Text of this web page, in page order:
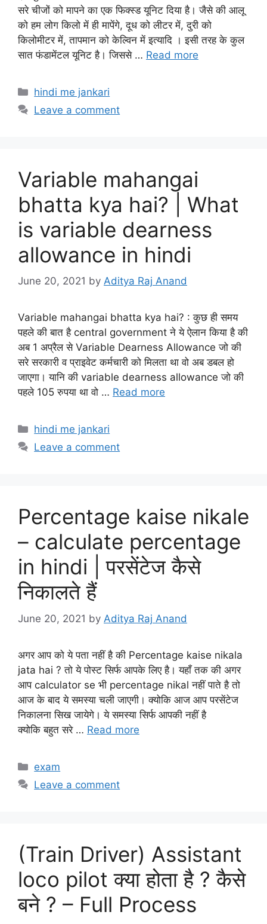
सरे चीजों को मापने का एक फिक्स्ड यूनिट दिया है। जैसे की आलू
को हम लोग किलो में ही मापेंगे, दूध को लीटर में, दुरी को
किलोमीटर में, तापमान को केल्विन में इत्यादि । इसी तरह के कुल
सात फंडामेंटल यूनिट है। जिससे … Read more
Categories
hindi me jankari
Leave a comment
Variable mahangai
bhatta kya hai? | What
is variable dearness
allowance in hindi
June 20, 2021 by Aditya Raj Anand
Variable mahangai bhatta kya hai? : कुछ ही समय
पहले की बात है central government ने ये ऐलान किया है की
अब 1 अप्रैल से Variable Dearness Allowance जो की
सरे सरकारी व प्राइवेट कर्मचारी को मिलता था वो अब डबल हो
जाएगा। यानि की variable dearness allowance जो की
पहले 105 रुपया था वो … Read more
Categories
hindi me jankari
Leave a comment
Percentage kaise nikale
– calculate percentage
in hindi | परसेंटेज कैसे
निकालते हैं
June 20, 2021 by Aditya Raj Anand
अगर आप को ये पता नहीं है की Percentage kaise nikala
jata hai ? तो ये पोस्ट सिर्फ आपके लिए है। यहाँ तक की अगर
आप calculator se भी percentage nikal नहीं पाते है तो
आज के बाद ये समस्या चली जाएगी। क्योकि आज आप परसेंटेज
निकालना सिख जायेगे। ये समस्या सिर्फ आपकी नहीं है
क्योकि बहुत सरे … Read more
Categories
exam
Leave a comment
(Train Driver) Assistant
loco pilot क्या होता है ? कैसे
बने ? – Full Process